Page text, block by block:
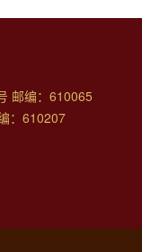
邮编：610065
：610207